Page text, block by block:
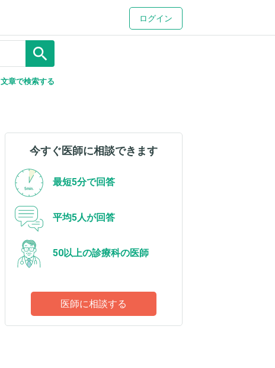
ログイン
search
文章で検索する
今すぐ医師に相談できます
最短5分で回答
平均5人が回答
50以上の診療科の医師
医師に相談する